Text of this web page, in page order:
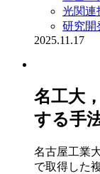
光関連
研究開
2025.11.17
名工大
する手
名古屋工業
で取得した